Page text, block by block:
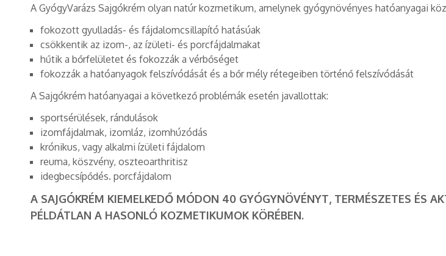
A GyógyVarázs Sajgókrém olyan natúr kozmetikum, amelynek gyógynövényes hatóanyagai
fokozott gyulladás- és fájdalomcsillapító hatásúak
csökkentik az izom-, az ízületi- és porcfájdalmakat
hűtik a bőrfelületet és fokozzák a vérbőséget
fokozzák a hatóanyagok felszívódását és a bőr mély rétegeiben történő felszívódását
A Sajgókrém hatóanyagai a következő problémák esetén javallottak:
sportsérülések, rándulások
izomfájdalmak, izomláz, izomhúzódás
krónikus, vagy alkalmi ízületi fájdalom
reuma, köszvény, oszteoarthritisz
idegbecsípődés. porcfájdalom
A SAJGÓKRÉM KIEMELKEDŐ MÓDON 40 GYÓGYNÖVÉNYT, TERMÉSZETES ÉS
PÉLDÁTLAN A HASONLÓ KOZMETIKUMOK KÖRÉBEN.